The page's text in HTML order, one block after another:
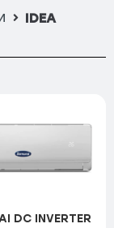
IDEA
DC INVERTER